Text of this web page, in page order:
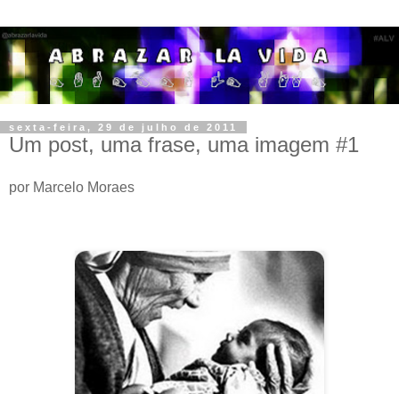
sexta-feira, 29 de julho de 2011
Um post, uma frase, uma imagem #1
por Marcelo Moraes